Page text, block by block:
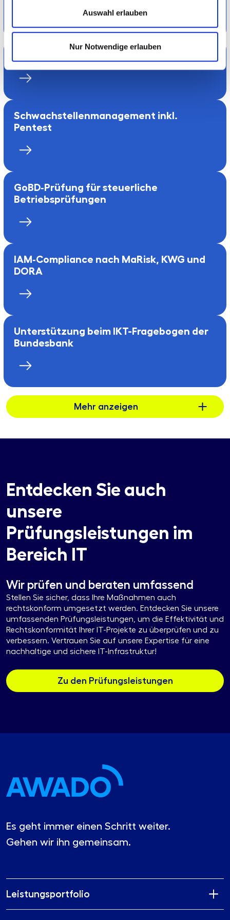
Auswahl erlauben
Nur Notwendige erlauben
Schwachstellenmanagement inkl.
Pentest
GoBD‑Prüfung für steuerliche
Betriebsprüfungen
IAM‑Compliance nach MaRisk, KWG und
DORA
Unterstützung beim IKT-Fragebogen der
Bundesbank
Mehr anzeigen
Entdecken Sie auch
unsere
Prüfungsleistungen im
Bereich IT
Wir prüfen und beraten umfassend
Stellen Sie sicher, dass Ihre Maßnahmen auch
rechtskonform umgesetzt werden. Entdecken Sie unsere
umfassenden Prüfungsleistungen, um die Effektivität und
Rechtskonformität Ihrer IT-Projekte zu überprüfen und zu
verbessern. Vertrauen Sie auf unsere Expertise für eine
nachhaltige und sichere IT-Infrastruktur!
Zu den Prüfungsleistungen
Es geht immer einen Schritt weiter.
Gehen wir ihn gemeinsam.
Leistungsportfolio